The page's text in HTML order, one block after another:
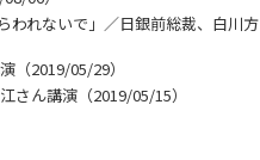
われないで」／日銀前総裁、白川方
2019/05/29）
ん講演（2019/05/15）